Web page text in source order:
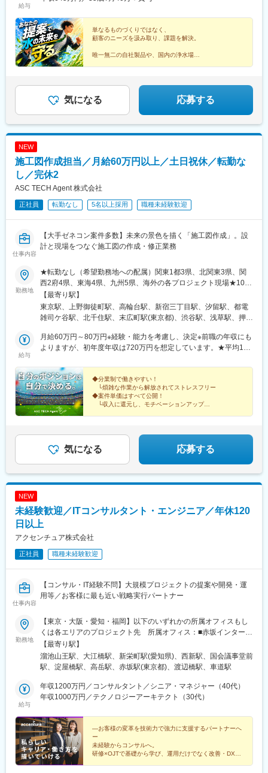
給与
単なるものづくりではなく、
顧客のニーズを汲み取り、課題を解決。
唯一無二の自社製品や、国内の浄水場で
気になる 応募する
NEW
施工図作成担当／月給60万円以上／土日祝休／転勤な
し／完休2
ASC TECH Agent 株式会社
正社員 転勤なし 5名以上採用 職種未経験歓迎
仕事内容
【大手ゼネコン案件多数】未来の景色を描く「施工図作成」。設
計と現場をつなぐ施工図の作成・修正業務
勤務地
★転勤なし（希望勤務地への配属）関東1都3県、北関東3県、関
西2府4県、東海4県、九州5県、海外の各プロジェクト現場★10名
以上の積極採用★U・Iターン歓迎！★海外で働くチャンスあり！
★入社時に引越しが必要な場合は転居費用を会社が全額負担！
（自己負担のかからない社員寮も利用可能）★マイカー通勤可※案
るほど、ニーズの高いポジション。業界内での雇用を創出しつ
つ、安定した働き方が実現できるように、労働条件の整備も行っ
玉、茨城、栃木、群馬■関西／大阪、兵庫、京都、奈良、滋賀、和
歌山■東海／愛知、岐阜、三重、静岡■九州／福岡、鹿児島、熊
本、大分、長崎■海外／シンガポール、ミャンマー、バングラデシ
ュ、メキシコ、ドバイ、台湾海外にも事業を展開し、技術者がグ
ローバルに活躍できる環境です！
【最寄り駅】
東京駅、上野御徒町駅、高輪台駅、新宿三丁目駅、汐留駅、都電
雑司ケ谷駅、北千住駅、末広町駅(東京都)、渋谷駅、浅草駅、押上
駅(東京都)、大門駅(東京都)、有楽町駅、新横浜駅、小田原駅、新
高島駅、大船駅、鎌倉駅、関内駅、藤沢本町駅、片瀬江ノ島駅、
中華街駅、上強羅駅、鴨宮駅、姥子駅、初石駅、新千葉駅、東京
ディズニーランド・ステーション駅、京成西船駅、京成成田駅、
海浜幕張駅、柏駅、松戸駅、おゆみ野駅、船橋駅、佐倉駅、京成
千葉駅、新鎌ケ谷駅、成田空港駅(鉄道)、大宮駅(埼玉県)、志茂
駅、熊谷駅、浦和美園駅、東川口駅、所沢駅、籠原駅、南浦和
浦和駅、八木崎駅、水戸駅、つくば駅、守谷駅、日立駅、土浦
駅、古河駅、工機前駅、ひたち野うしく駅、石岡駅、取手駅、東
海駅、牛久駅、下館駅、新栃木駅、小山駅、東武ワールドスクウ
崎問屋町駅、水上駅、板倉東洋大前駅、南方駅(大阪府)、西梅田
駅、阿倍野駅(阪堺線)、京橋駅(大阪府)、安治川口駅、なんば駅(地
下鉄)、鶴橋駅、今宮戎駅、十三駅、大阪城公園駅、門真南駅、心
斎橋駅、万博記念公園駅、堺筋本町駅、姫路駅、三ノ宮駅、城崎
温泉駅、西明石駅、花隈駅、加古川駅、三宮駅(神戸新交通)、甲子
条駅、烏丸御池駅、京阪山科駅、伏見稲荷駅、西木津駅、福知山
駅、宇治駅(奈良線)、嵐山駅(阪急線)、烏丸駅、奈良駅、近鉄奈良
泉駅、高の原駅、桜井駅(奈良県)、信貴山下駅、尼ケ辻駅、田原本
駅、二階堂駅、松江しんじ湖温泉駅、米原駅、彦根駅、長浜駅、
守山駅、草津駅(滋賀県)、近江八幡駅、大津駅、京阪膳所駅、栗東
駅、南彦根駅、京阪石山駅、信楽駅、野洲駅、京阪大津京駅、和
歌山駅、貴志駅、白浜駅、和歌山市駅、橋本駅(和歌山県)、紀伊田
辺駅、加太駅(和歌山県)、紀伊勝浦駅、九度山駅、和歌山大学前
駅、西笠田駅、海南駅、紀三井寺駅、新宮駅、国際センター駅、
鶴舞駅、丸の内駅(愛知県)、金山駅(愛知県)、中部国際空港駅(鉄
県)、上前津駅、犬山駅、野田新町駅、岐阜駅、大垣駅、高山駅、
下呂駅、多治見駅、美濃太田駅、新鵜沼駅、西岐阜駅、岐阜羽島
駅、飛騨古川駅、名鉄岐阜駅、穂積駅、鵜沼駅、中津川駅、宇治
山田駅、鳥羽駅、播磨駅、近鉄四日市駅、津駅、松阪駅、志摩神
明駅、五十鈴川駅、四日市駅、伊勢中川駅、西桑名駅、鵜方駅、
給与
月給60万円～80万円※経験・能力を考慮し、決定※前職の年収にも
よりますが、初年度年収は720万円を想定しています。★平均120
UP事例＞入社前 入社後年収480万円⇒年収650万円年収
600万円⇒年収800万円年収780万円⇒年収1000万円 ※大手ゼネコ
ン出身「社員の安心と幸せを第一に考える会社にしたい」という
想いから、業界内でも高水準となる月給60万円以上を用意しまし
た。担当プロジェクトも収入や働き方など、重視するポイントに
さい。＜年収例＞754万円／38歳1256万円／50歳787万円／62歳
865万円／40歳
◆分業制で働きやすい！
└煩雑な作業から解放されてストレスフリー
◆案件単価はすべて公開！
└収入に還元し、モチベーションアップ
気になる 応募する
NEW
未経験歓迎／ITコンサルタント・エンジニア／年休120
日以上
アクセンチュア株式会社
正社員 職種未経験歓迎
仕事内容
【コンサル・IT経験不問】大規模プロジェクトの提案や開発・運
用等／お客様に最も近い戦略実行パートナー
勤務地
【東京・大阪・愛知・福岡】以下のいずれかの所属オフィスもし
くは各エリアのプロジェクト先 所属オフィス：■赤坂インターシ
ティ■関西オフィス■アクセンチュア・アドバンスト・テクノロジ
ーセンター名古屋■福岡オフィス※詳細は勤務地一覧よりご覧いた
だけます。※所属オフィスを問わずプロジェクトにより、国内出
用】世界中のベストプラクティスがデータベースに集約されてお
り、数多くの事例や社員の知恵を活用できます。日本では前例の
外出張）問わず、気軽にアドバイスを受けることができます。★
この求人のPOINT ★￣￣V￣￣￣￣￣￣￣￣￣＃世界約78万人規
模の大手基盤で安定性◎若手から裁量大きく挑戦・成長できる環
境＃土日祝休／連続5日以上の休暇取得も可能！／フルフレックス
（コアタイムなし）＃コンサル・IT未経験者向けの手厚い研修◎
【最寄り駅】
溜池山王駅、大江橋駅、新栄町駅(愛知県)、西新駅、国会議事堂前
駅、淀屋橋駅、高岳駅、赤坂駅(東京都)、渡辺橋駅、車道駅
給与
年収1200万円／コンサルタント／シニア・マネジャー（40代）
年収1000万円／テクノロジーアーキテクト（30代）
―お客様の変革を技術力で強力に支援するパートナーへ
ー
未経験からコンサルへ。
研修×OJTで基礎から学び、運用だけでなく改善・DX推